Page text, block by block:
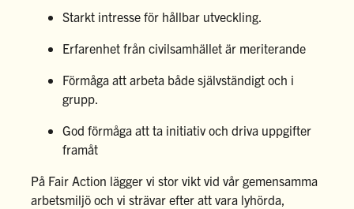
Starkt intresse för hållbar utveckling.
Erfarenhet från civilsamhället är meriterande
Förmåga att arbeta både självständigt och i
grupp.
God förmåga att ta initiativ och driva uppgifter
framåt
På Fair Action lägger vi stor vikt vid vår gemensamma
arbetsmiljö och vi strävar efter att vara lyhörda,